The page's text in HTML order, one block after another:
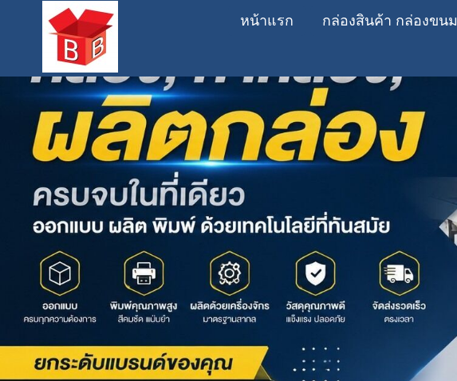
หน้าแรก กล่องสินค้า กล่องขนม